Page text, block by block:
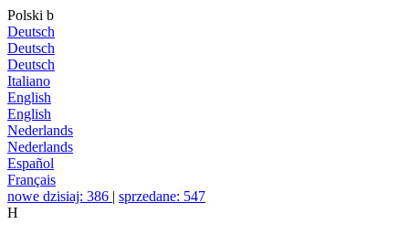
Polski b
Deutsch
Deutsch
Deutsch
Italiano
English
English
Nederlands
Nederlands
Español
Français
nowe dzisiaj: 386 | sprzedane: 547
H